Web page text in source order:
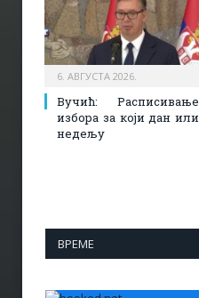
6. АВГУСТА 2026.
Вучић: Расписивање
избора за који дан или
недељу
ВРЕМЕ